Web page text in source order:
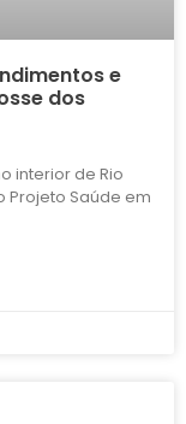
e
dos
interior de Rio
Projeto Saúde em